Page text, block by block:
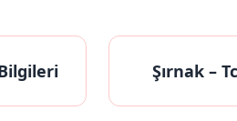
Şırnak–